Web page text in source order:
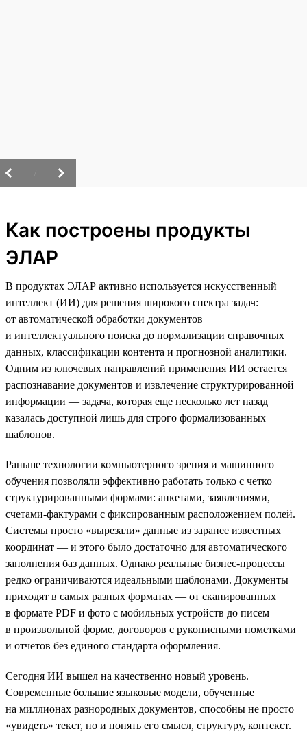
Как построены продукты
ЭЛАР
В продуктах ЭЛАР активно используется искусственный
интеллект (ИИ) для решения широкого спектра задач:
от автоматической обработки документов
и интеллектуального поиска до нормализации справочных
данных, классификации контента и прогнозной аналитики.
Одним из ключевых направлений применения ИИ остается
распознавание документов и извлечение структурированной
информации — задача, которая еще несколько лет назад
казалась доступной лишь для строго формализованных
шаблонов.
Раньше технологии компьютерного зрения и машинного
обучения позволяли эффективно работать только с четко
структурированными формами: анкетами, заявлениями,
счетами-фактурами с фиксированным расположением полей.
Системы просто «вырезали» данные из заранее известных
координат — и этого было достаточно для автоматического
заполнения баз данных. Однако реальные бизнес-процессы
редко ограничиваются идеальными шаблонами. Документы
приходят в самых разных форматах — от сканированных
в формате PDF и фото с мобильных устройств до писем
в произвольной форме, договоров с рукописными пометками
и отчетов без единого стандарта оформления.
Сегодня ИИ вышел на качественно новый уровень.
Современные большие языковые модели, обученные
на миллионах разнородных документов, способны не просто
«увидеть» текст, но и понять его смысл, структуру, контекст.